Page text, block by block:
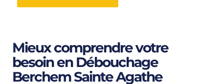
Mieux comprendre votre
besoin en Débouchage
Berchem Sainte Agathe